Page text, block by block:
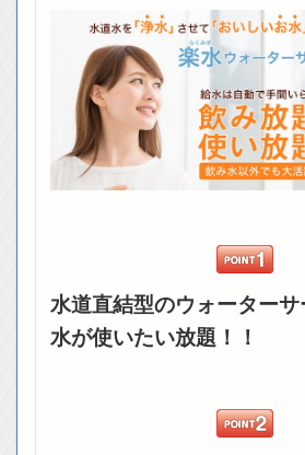
水道直結型のウォーター
水が使いたい放題！！